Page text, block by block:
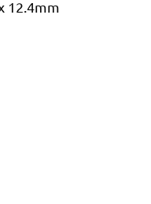
12.4mm